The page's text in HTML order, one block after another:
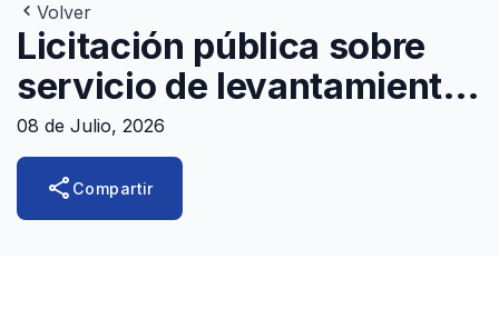
Adquisiciones
Canelones Te Escucha
Teléfonos
Volver
Licitación pública sobre
servicio de levantamiento
de restos vegetales y
basurales
08 de Julio, 2026
share Compartir